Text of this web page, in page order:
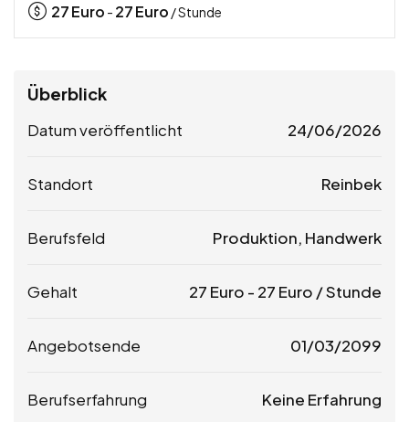
27Euro - 27Euro / Stunde
Überblick
Datum veröffentlicht 24/06/2026
Standort Reinbek
Berufsfeld Produktion, Handwerk
Gehalt 27 Euro - 27 Euro / Stunde
Angebotsende 01/03/2099
Berufserfahrung Keine Erfahrung